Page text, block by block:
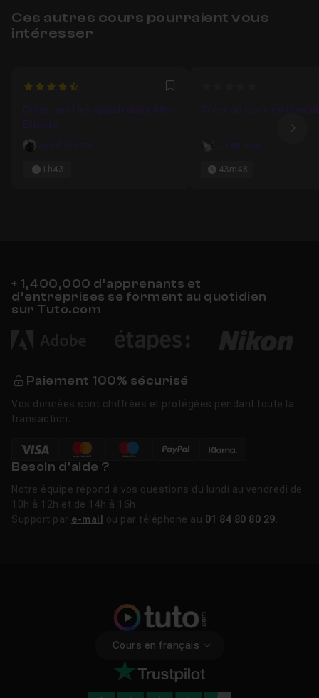
Ces autres cours pourraient vous
intéresser
4.5 Favori
Créer un effet splash dans After
Effects
David Oldani
1h43
Créer un texte en
Julien Nair
43m48
+ 1,400,000 d’apprenants et
d’entreprises se forment au quotidien
sur Tuto.com
Paiement 100% sécurisé
Vos données sont chiffrées et protégées pendant toute la
transaction.
Besoin d’aide ?
Notre équipe répond à vos questions du lundi au vendredi de
10h à 12h et de 14h à 16h.
Support par e-mail ou par téléphone au 01 84 80 80 29
Cours en français